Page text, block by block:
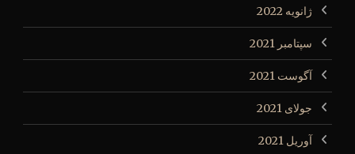
ژانویه 2022
سپتامبر 2021
آگوست 2021
جولای 2021
آوریل 2021